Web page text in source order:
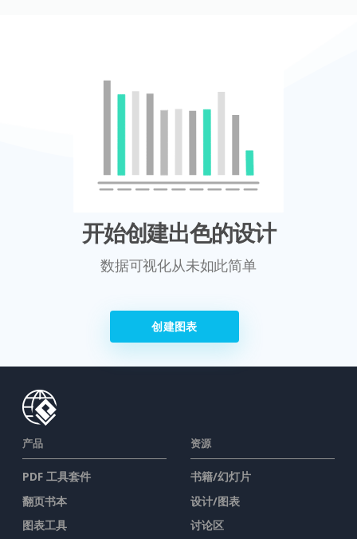
开始创建出色的设计
数据可视化从未如此简单
创建图表
产品
PDF 工具套件
翻页书本
图表工具
资源
书籍/幻灯片
设计/图表
讨论区